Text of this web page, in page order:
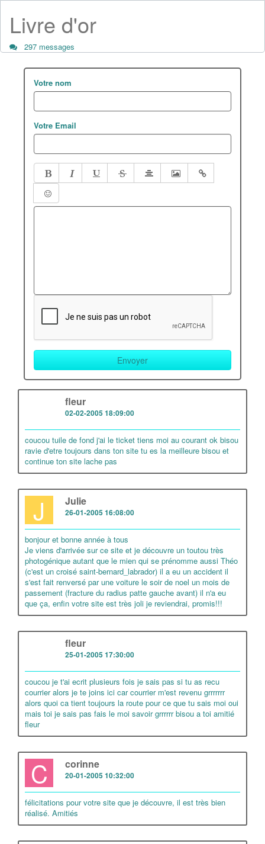
Livre d'or
297 messages
Votre nom
Votre Email
fleur
02-02-2005 18:09:00
coucou tuile de fond j'ai le ticket tiens moi au courant ok bisou
ravie d'etre toujours dans ton site tu es la meilleure bisou et
continue ton site lache pas
J Julie
26-01-2005 16:08:00
bonjour et bonne année à tous
Je viens d'arrivée sur ce site et je découvre un toutou très
photogénique autant que le mien qui se prénomme aussi Théo
(c'est un croisé saint-bernard_labrador) il a eu un accident il
s'est fait renversé par une voiture le soir de noel un mois de
passement (fracture du radius patte gauche avant) il n'a eu
que ça, enfin votre site est très joli je reviendrai, promis!!!
fleur
25-01-2005 17:30:00
coucou je t'ai ecrit plusieurs fois je sais pas si tu as recu
courrier alors je te joins ici car courrier m'est revenu grrrrrrr
alors quoi ca tient toujours la route pour ce que tu sais moi oui
mais toi je sais pas fais le moi savoir grrrrrr bisou a toi amitié
fleur
C corinne
20-01-2005 10:32:00
félicitations pour votre site que je découvre, il est très bien
réalisé. Amitiés